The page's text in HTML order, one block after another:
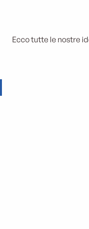
Ecco tutte le nostre